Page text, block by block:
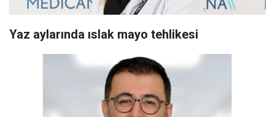
Yaz aylarında ıslak mayo tehlikesi